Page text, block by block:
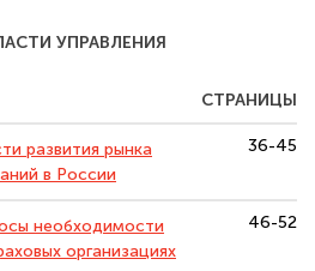
УПРАВЛЕНИЯ
СТРАНИЦЫ
развития рынка
в России
36-45
необходимости
организациях
46-52